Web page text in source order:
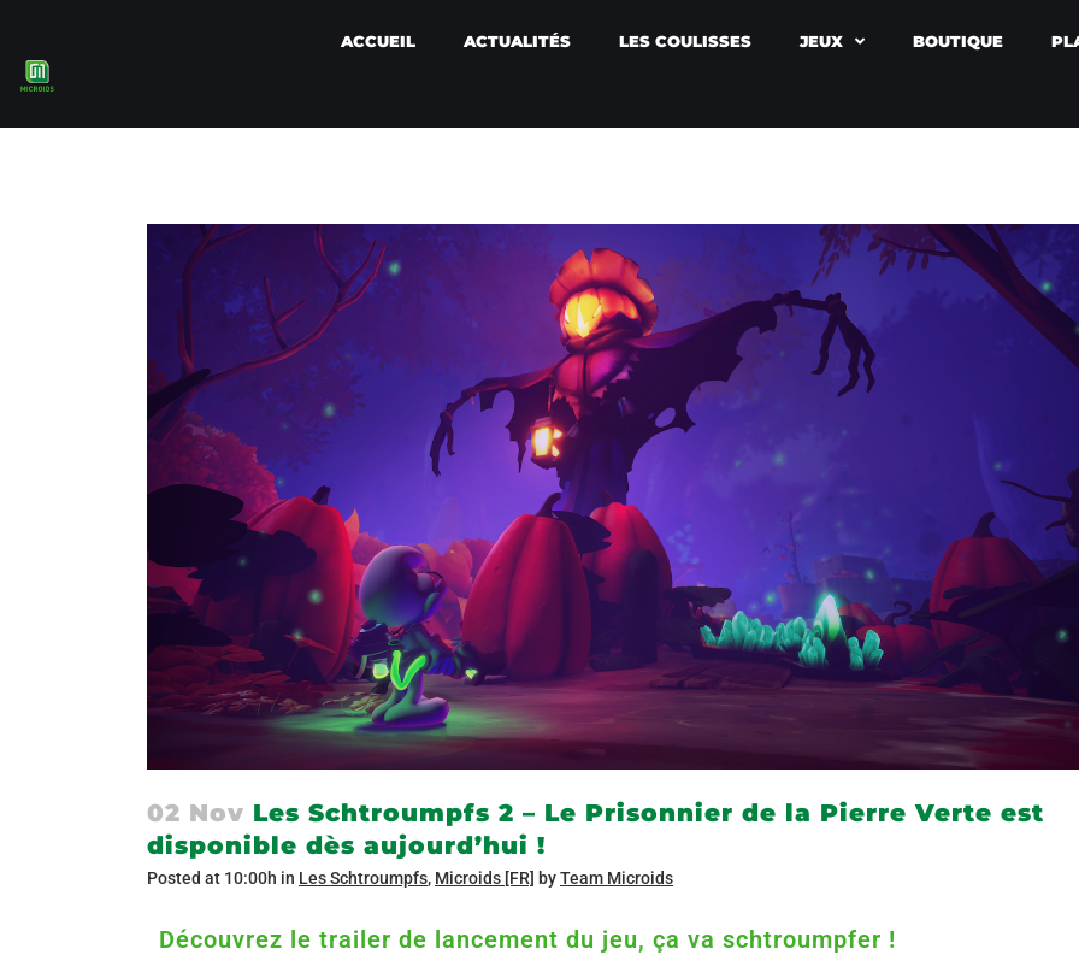
ACCUEIL ACTUALITÉS LES COULISSES JEUX BOUTIQUE
02 Nov Les Schtroumpfs 2 – Le Prisonnier de la Pierre Verte est
disponible dès aujourd’hui !
Posted at 10:00h in Les Schtroumpfs, Microids [FR] byTeam Microids
Découvrez le trailer de lancement du jeu, ça va schtroumpfer !